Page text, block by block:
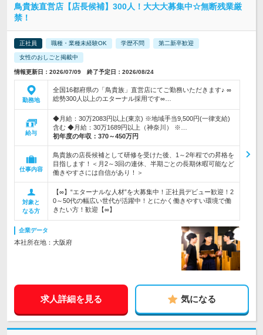
鳥貴族直営店【店長候補】300人！大大大募集中☆無断残業厳
禁！
正社員 職種・業種未経験OK 学歴不問 第二新卒歓迎
女性のおしごと掲載中
情報更新日：2026/07/09 終了予定日：2026/08/24
勤務地
全国16都府県の「鳥貴族」直営店にてご勤務いただきます♪ ∞
総勢300人以上のエターナル採用です∞…
給与
◆月給：30万2083円以上(東京) ※地域手当9,500円(一律支給)
含む ◆月給：30万1689円以上（神奈川） ※…
初年度の年収： 370～450万円
仕事内容
鳥貴族の店長候補として研修を受けた後、1～2年程での昇格を
目指します！＜月2～3回の連休、半期ごとの長期休暇可能など
働きやすさには自信があり！＞
対象と
なる方
【∞】“エターナルな人材”を大募集中！正社員デビュー歓迎！2
0～50代の幅広い世代が活躍中！とにかく働きやすい環境で働
きたい方！歓迎【∞】
企業データ
本社所在地：大阪府
求人詳細を見る 気になる